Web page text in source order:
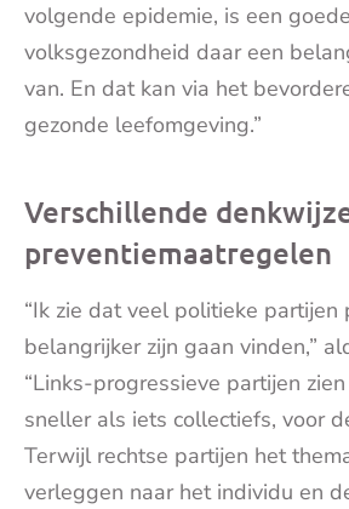
volgende epidemie, is een goede
volksgezondheid daar een
van. En dat kan via het
gezonde leefomgeving.”
Verschillende
preventiemaatregelen
“Ik zie dat veel politieke
belangrijker zijn gaan vinden,”
“Links-progressieve partijen
sneller als iets collectiefs, voor
Terwijl rechtse partijen het
verleggen naar het individu en